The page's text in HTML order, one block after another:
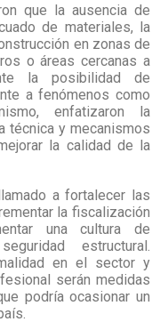
que la ausencia de
de materiales, la
en zonas de
o áreas cercanas a
la posibilidad de
a fenómenos como
enfatizaron la
técnica y mecanismos
la calidad de la
a fortalecer las
la fiscalización
una cultura de
estructural.
en el sector y
serán medidas
podría ocasionar un